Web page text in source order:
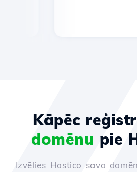
Kāpēc
domēnu pie
Izvēlies Hostico sava